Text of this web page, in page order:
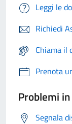
Leggi le
Richiedi
Chiama il
Prenota
Problemi
Segnala